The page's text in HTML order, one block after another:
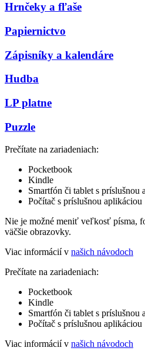
Hrnčeky a fľaše
Papiernictvo
Zápisníky a kalendáre
Hudba
LP platne
Puzzle
Prečítate na zariadeniach:
Pocketbook
Kindle
Smartfón či tablet s príslušnou
Počítač s príslušnou aplikáciou
Nie je možné meniť veľkosť písma,
väčšie obrazovky.
Viac informácií v našich návodoch
Prečítate na zariadeniach:
Pocketbook
Kindle
Smartfón či tablet s príslušnou
Počítač s príslušnou aplikáciou
Viac informácií v našich návodoch